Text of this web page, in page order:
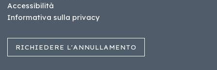
Accessibilità
Informativa sulla privacy
RICHIEDERE L'ANNULLAMENTO